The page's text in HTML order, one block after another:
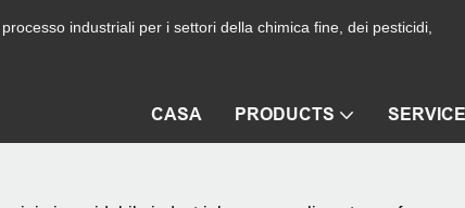
industriali per i settori della chimica fine, dei pesticidi,
CASA PRODUCTS SERVICE